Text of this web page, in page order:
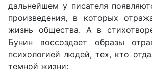
дальнейшем у писателя
произведения, в которых
жизнь общества. А в
Бунин воссоздает образы
психологией людей, тех, кто
темной жизни: